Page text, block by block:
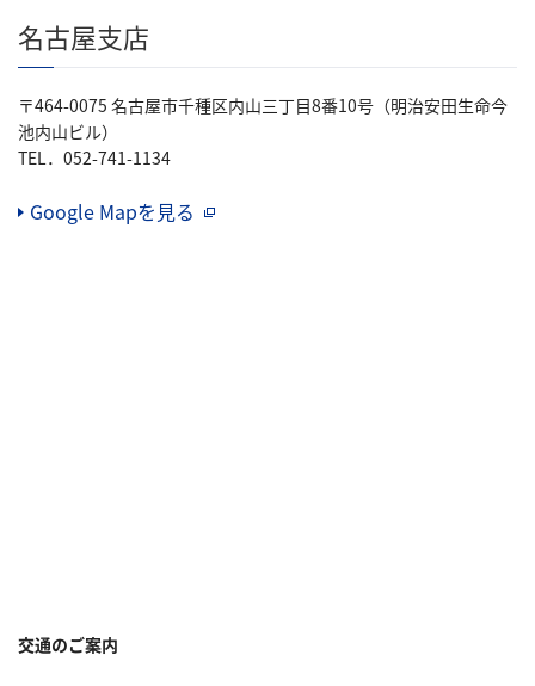
名古屋支店
〒464-0075 名古屋市千種区内山三丁目8番10号（明治安田生命今
池内山ビル）
TEL．052-741-1134
Google Mapを見る
交通のご案内